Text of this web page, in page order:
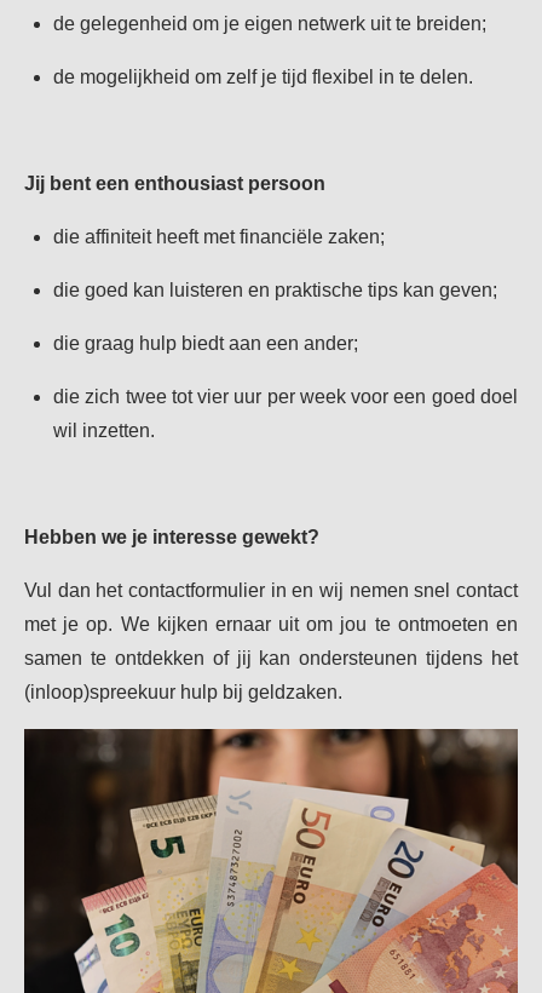
de gelegenheid om je eigen netwerk uit te breiden;
de mogelijkheid om zelf je tijd flexibel in te delen.
Jij bent een enthousiast persoon
die affiniteit heeft met financiële zaken;
die goed kan luisteren en praktische tips kan geven;
die graag hulp biedt aan een ander;
die zich twee tot vier uur per week voor een goed doel
wil inzetten.
Hebben we je interesse gewekt?
Vul dan het contactformulier in en wij nemen snel contact
met je op. We kijken ernaar uit om jou te ontmoeten en
samen te ontdekken of jij kan ondersteunen tijdens het
(inloop)spreekuur hulp bij geldzaken.